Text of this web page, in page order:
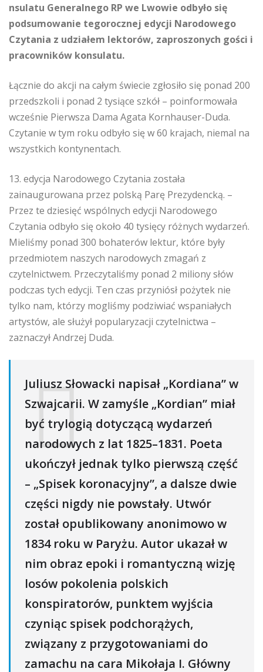
nsulatu Generalnego RP we Lwowie odbyło się
podsumowanie tegorocznej edycji Narodowego
Czytania z udziałem lektorów, zaproszonych gości i
pracowników konsulatu.
Łącznie do akcji na całym świecie zgłosiło się ponad 200
przedszkoli i ponad 2 tysiące szkół – poinformowała
wcześnie Pierwsza Dama Agata Kornhauser-Duda.
Czytanie w tym roku odbyło się w 60 krajach, niemal na
wszystkich kontynentach.
13. edycja Narodowego Czytania została
zainaugurowana przez polską Parę Prezydencką. –
Przez te dziesięć wspólnych edycji Narodowego
Czytania odbyło się około 40 tysięcy różnych wydarzeń.
Mieliśmy ponad 300 bohaterów lektur, które były
przedmiotem naszych narodowych zmagań z
czytelnictwem. Przeczytaliśmy ponad 2 miliony słów
podczas tych edycji. Ten czas przyniósł pożytek nie
tylko nam, którzy mogliśmy podziwiać wspaniałych
artystów, ale służył popularyzacji czytelnictwa –
zaznaczył Andrzej Duda.
Juliusz Słowacki napisał „Kordiana” w
Szwajcarii. W zamyśle „Kordian” miał
być trylogią dotyczącą wydarzeń
narodowych z lat 1825–1831. Poeta
ukończył jednak tylko pierwszą część
– „Spisek koronacyjny”, a dalsze dwie
części nigdy nie powstały. Utwór
został opublikowany anonimowo w
1834 roku w Paryżu. Autor ukazał w
nim obraz epoki i romantyczną wizję
losów pokolenia polskich
konspiratorów, punktem wyjścia
czyniąc spisek podchorążych,
związany z przygotowaniami do
zamachu na cara Mikołaja I. Główny